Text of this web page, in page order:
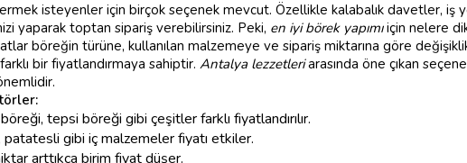
isteyenler için birçok seçenek mevcut. Özellikle kalabalık davetler, iş
yaparak toptan sipariş verebilirsiniz. Peki, en iyi börek yapımıiçin nelere
böreğin türüne, kullanılan malzemeye ve sipariş miktarına göre
bir fiyatlandırmaya sahiptir. Antalya lezzetleriarasında öne çıkan
tepsi böreği gibi çeşitler farklı fiyatlandırılır.
patatesli gibi iç malzemeler fiyatı etkiler.
arttıkça birim fiyat düşer.